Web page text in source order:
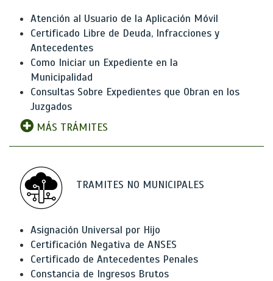
Atención al Usuario de la Aplicación Móvil
Certificado Libre de Deuda, Infracciones y
Antecedentes
Como Iniciar un Expediente en la
Municipalidad
Consultas Sobre Expedientes que Obran en los
Juzgados
MÁS TRÁMITES
TRAMITES NO MUNICIPALES
Asignación Universal por Hijo
Certificación Negativa de ANSES
Certificado de Antecedentes Penales
Constancia de Ingresos Brutos